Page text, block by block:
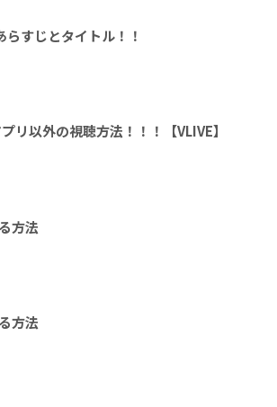
らすじとタイトル！！
リ以外の視聴方法！！！【VLIVE】
方法
方法